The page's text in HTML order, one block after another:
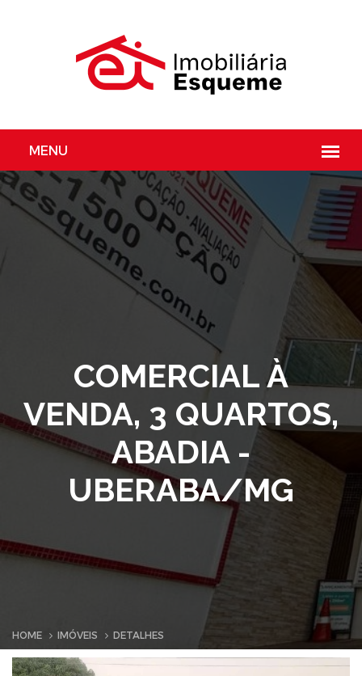
COMERCIAL À
VENDA, 3 QUARTOS,
ABADIA -
UBERABA/MG
HOME IMÓVEIS DETALHES